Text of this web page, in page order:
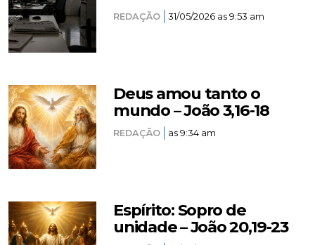
REDAÇÃO 31/05/2026 as 9:53 am
Deus amou tanto o
mundo – João 3,16-18
REDAÇÃO as 9:34 am
Espírito: Sopro de
unidade – João 20,19-23